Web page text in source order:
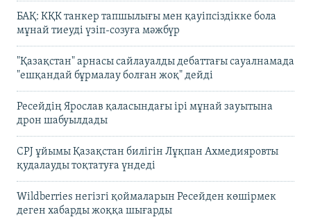
БАҚ: КҚК танкер тапшылығы мен қауіпсіздікке бола
мұнай тиеуді үзіп-созуға мәжбүр
"Қазақстан" арнасы сайлауалды дебаттағы сауалнамада
"ешқандай бұрмалау болған жоқ" дейді
Ресейдің Ярослав қаласындағы ірі мұнай зауытына
дрон шабуылдады
CPJ ұйымы Қазақстан билігін Лұқпан Ахмедияровты
қудалауды тоқтатуға үндеді
Wildberries негізгі қоймаларын Ресейден көшірмек
деген хабарды жоққа шығарды